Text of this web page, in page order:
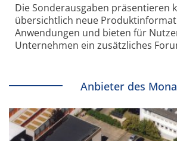
Die Sonder­ausgaben präsentieren
übersichtlich neue
Anwendungen und bieten für
Unternehmen ein zusätzliches
Anbieter des